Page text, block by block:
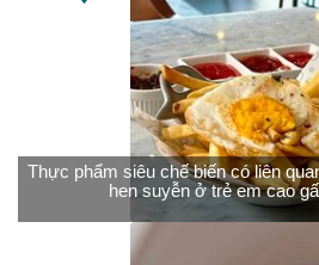
Thực phẩm siêu chế biến có liên
hen suyễn ở trẻ em cao